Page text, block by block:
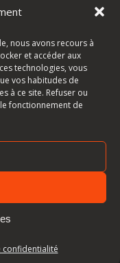
nous avons recours à
et accéder aux
technologies, vous
vos habitudes de
à ce site. Refuser ou
fonctionnement de
confidentialité
parMH Themes